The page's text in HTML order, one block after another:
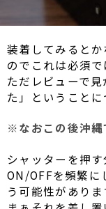
装着してみると
のでこれは必須
ただレビューで
た」ということ
※なおこの後沖縄
シャッターを押
ON/OFFを頻繁に
う可能性があり